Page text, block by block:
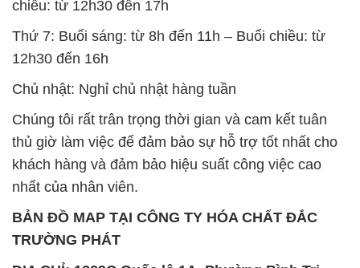
thủ giờ làm việc để đảm bảo sự hỗ trợ tốt nhất cho
khách hàng và đảm bảo hiệu suất công việc cao
nhất của nhân viên.
BẢN ĐỒ MAP TẠI CÔNG TY HÓA CHẤT ĐẮC
TRƯỜNG PHÁT
ĐỊA CHỈ: 1229C Quốc lộ 1A, Phường Bình Trị
Đông B, Quận Bình Tân, Sài Gòn TP. Hồ Chí
Minh